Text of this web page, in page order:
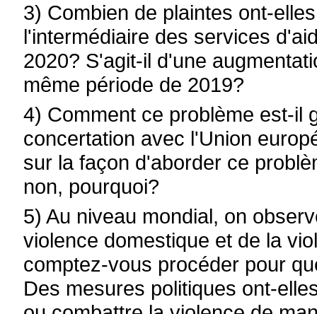
3) Combien de plaintes ont-
l'intermédiaire des services
2020? S'agit-il d'une
même période de 2019?
4) Comment ce problème est-il
concertation avec l'Union
sur la façon d'aborder ce
non, pourquoi?
5) Au niveau mondial, on
violence domestique et de la
comptez-vous procéder pour
Des mesures politiques ont-